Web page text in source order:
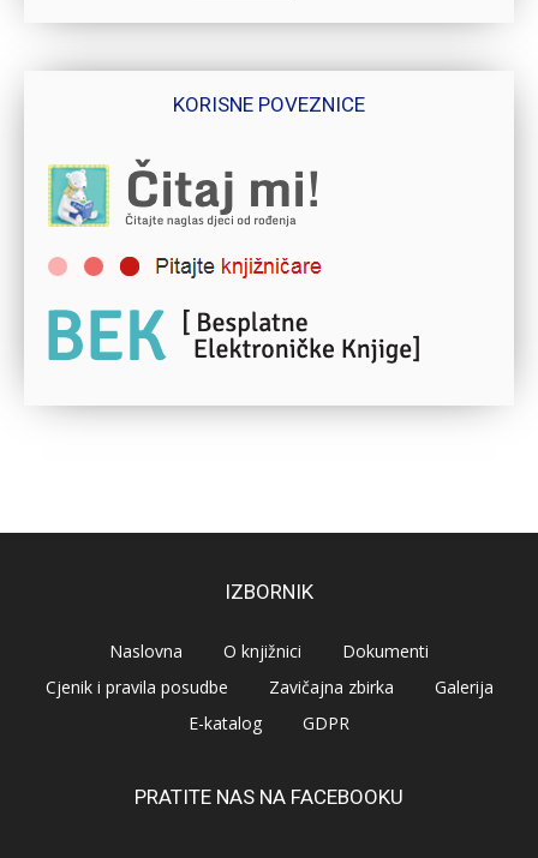
KORISNE POVEZNICE
IZBORNIK
Naslovna O knjižnici
Dokumenti
Cjenik i pravila posudbe
Zavičajna zbirka
Galerija
E-katalog
GDPR
PRATITE NAS NA FACEBOOKU